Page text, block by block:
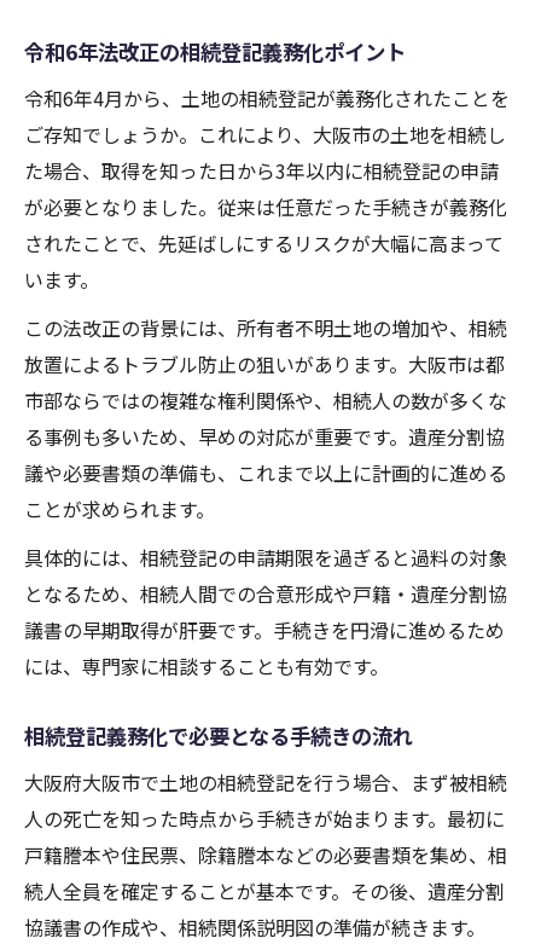
令和6年法改正の相続登記義務化ポイント
令和6年4月から、土地の相続登記が義務化されたことを
ご存知でしょうか。これにより、大阪市の土地を相続し
た場合、取得を知った日から3年以内に相続登記の申請
が必要となりました。従来は任意だった手続きが義務化
されたことで、先延ばしにするリスクが大幅に高まって
います。
この法改正の背景には、所有者不明土地の増加や、相続
放置によるトラブル防止の狙いがあります。大阪市は都
市部ならではの複雑な権利関係や、相続人の数が多くな
る事例も多いため、早めの対応が重要です。遺産分割協
議や必要書類の準備も、これまで以上に計画的に進める
ことが求められます。
具体的には、相続登記の申請期限を過ぎると過料の対象
となるため、相続人間での合意形成や戸籍・遺産分割協
議書の早期取得が肝要です。手続きを円滑に進めるため
には、専門家に相談することも有効です。
相続登記義務化で必要となる手続きの流れ
大阪府大阪市で土地の相続登記を行う場合、まず被相続
人の死亡を知った時点から手続きが始まります。最初に
戸籍謄本や住民票、除籍謄本などの必要書類を集め、相
続人全員を確定することが基本です。その後、遺産分割
協議書の作成や、相続関係説明図の準備が続きます。